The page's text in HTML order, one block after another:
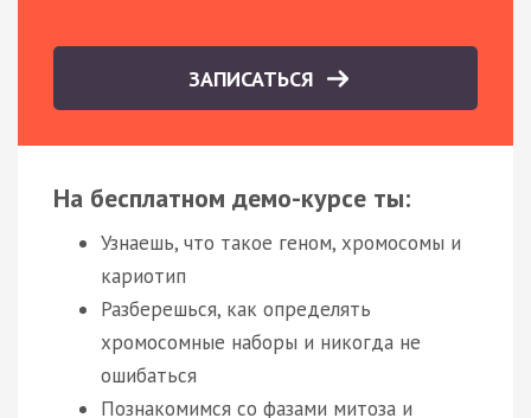
ЗАПИСАТЬСЯ
На бесплатном демо-курсе ты:
Узнаешь, что такое геном, хромосомы и
кариотип
Разберешься, как определять
хромосомные наборы и никогда не
ошибаться
Познакомимся со фазами митоза и